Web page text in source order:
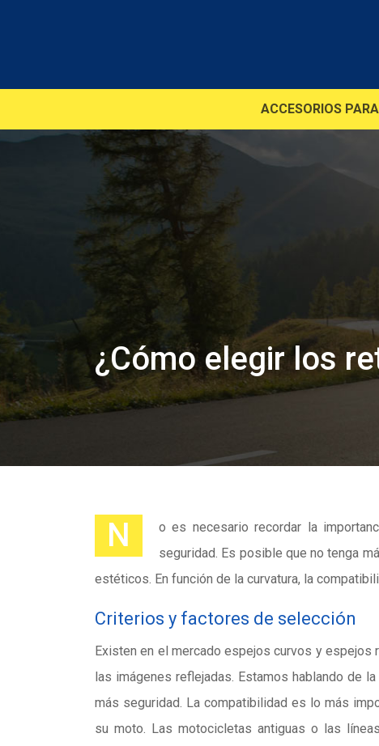
ACCESORIOS
¿Cómo elegir los
N
o es necesario recordar la
seguridad. Es posible que no tenga
estéticos. En función de la curvatura, la
Criterios y factores de selección
Existen en el mercado espejos curvos y espejos
las imágenes reflejadas. Estamos hablando de
más seguridad. La compatibilidad es lo más
su moto. Las motocicletas antiguas o las